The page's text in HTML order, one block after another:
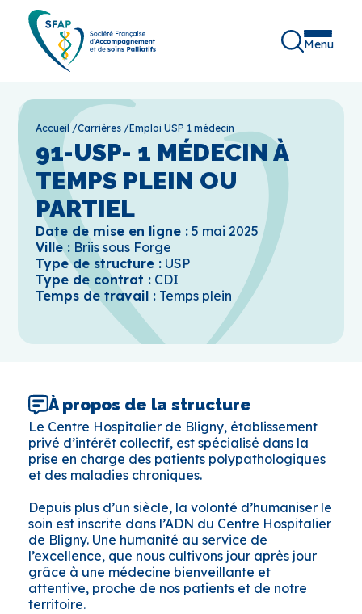
Menu
Accueil /Carrières /Emploi USP 1 médecin
91-USP- 1 MÉDECIN À
TEMPS PLEIN OU
PARTIEL
Date de mise en ligne : 5 mai 2025
Ville : Briis sous Forge
Type de structure : USP
Type de contrat : CDI
Temps de travail : Temps plein
À propos de la structure
Le Centre Hospitalier de Bligny, établissement
privé d’intérêt collectif, est spécialisé dans la
prise en charge des patients polypathologiques
et des maladies chroniques.
Depuis plus d’un siècle, la volonté d’humaniser le
soin est inscrite dans l’ADN du Centre Hospitalier
de Bligny. Une humanité au service de
l’excellence, que nous cultivons jour après jour
grâce à une médecine bienveillante et
attentive, proche de nos patients et de notre
territoire.